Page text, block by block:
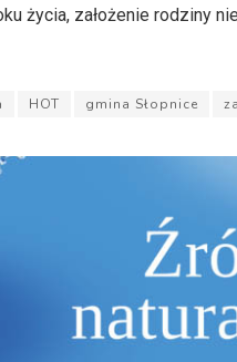
życia, założenie rodziny
HOT gmina Słopnice